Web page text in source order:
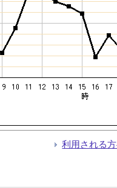
利用される